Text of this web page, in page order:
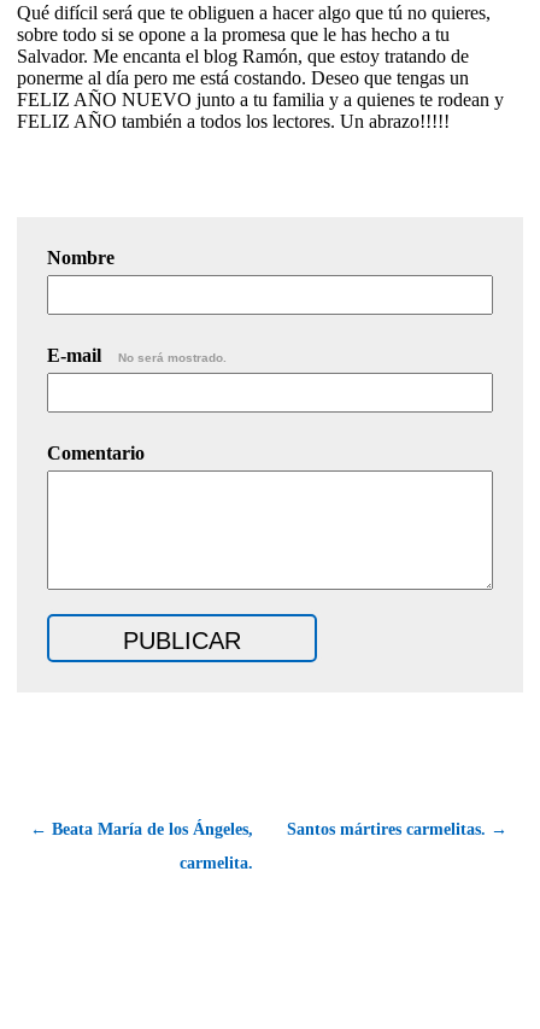
Qué difícil será que te obliguen a hacer algo que tú no quieres,
sobre todo si se opone a la promesa que le has hecho a tu
Salvador. Me encanta el blog Ramón, que estoy tratando de
ponerme al día pero me está costando. Deseo que tengas un
FELIZ AÑO NUEVO junto a tu familia y a quienes te rodean y
FELIZ AÑO también a todos los lectores. Un abrazo!!!!!
Nombre
E-mail No será mostrado.
Comentario
← Beata María de los Ángeles,
carmelita.
Santos mártires carmelitas. →